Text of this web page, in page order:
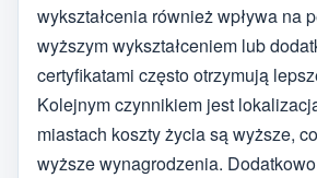
wykształcenia również wpływa na
wyższym wykształceniem lub
certyfikatami często otrzymują
Kolejnym czynnikiem jest
miastach koszty życia są wyższe,
wyższe wynagrodzenia.